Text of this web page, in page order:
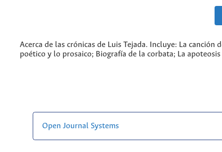
Acerca de las crónicas de Luis Tejada. Incluye: La canción
poético y lo prosaico; Biografía de la corbata; La
Open Journal Systems